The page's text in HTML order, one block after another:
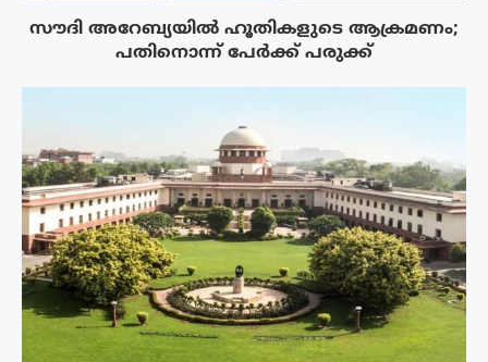
സൗദി അറേബ്യയിൽ ഹൂതികളുടെ ആക്രമണം;
പതിനൊന്ന് പേർക്ക് പരുക്ക്